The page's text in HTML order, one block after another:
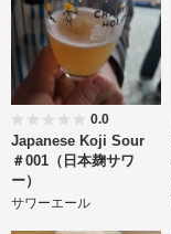
0.0
Japanese Koji Sour
＃001（日本麹サワ
ー）
サワーエール